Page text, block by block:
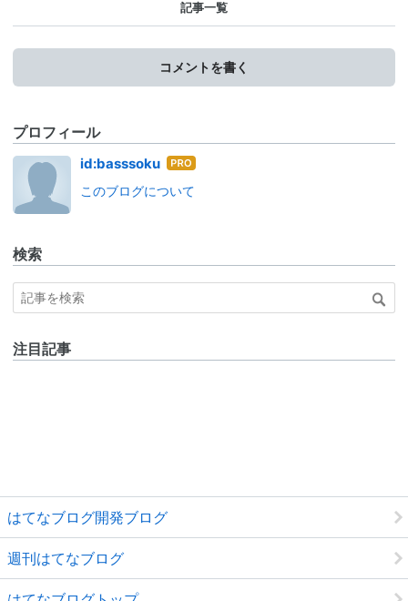
記事一覧
コメントを書く
プロフィール
id:basssoku はて
ログ
このブログについて
検索
注目記事
はてなブログ開発ブログ
週刊はてなブログ